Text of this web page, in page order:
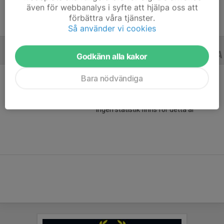
A-LAGSSERIER 20/21
Ingen statistik finns för detta år
även för webbanalys i syfte att hjälpa oss att
förbättra våra tjänster.
Så använder vi cookies
Godkänn alla kakor
Bara nödvändiga